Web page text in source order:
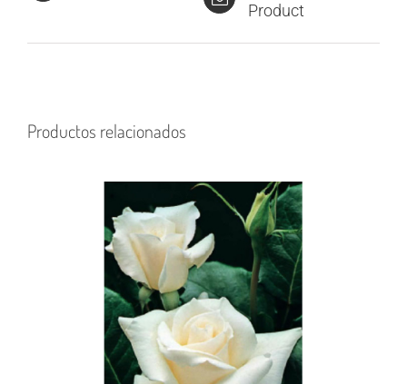
Product
Productos relacionados